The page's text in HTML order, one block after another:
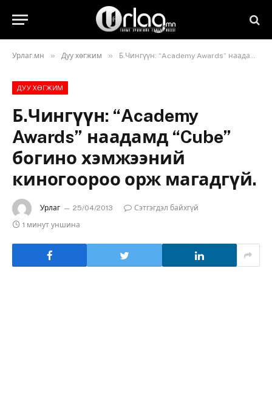
Урлаг.мн » Дуу хөгжим » Б.Чингүүн: “Academy Awards” наадамд “Cube” богино хэмжээний киногоороо орж магадгүй.
ДУУ ХӨГЖИМ
Б.Чингүүн: “Academy
Awards” наадамд “Cube”
богино хэмжээний
киногоороо орж магадгүй.
Урлаг 25/04/2013
Сэтгэгдэл байхгүй
1 минут уншина